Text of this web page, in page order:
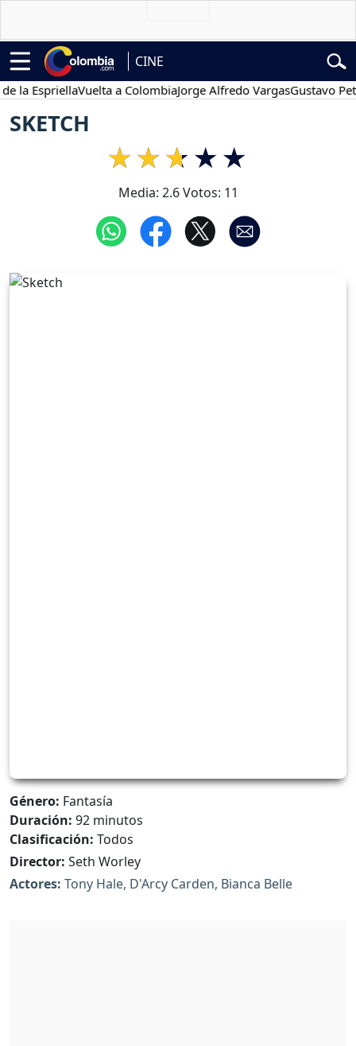
CINE
Vuelta a ColombiaJorge Alfredo VargasGustavo Petro
SKETCH
Media: 2.6Votos: 11
Género: Fantasía
Duración: 92 minutos
Clasificación: Todos
Director: Seth Worley
Actores: Tony Hale, D'Arcy Carden, Bianca Belle